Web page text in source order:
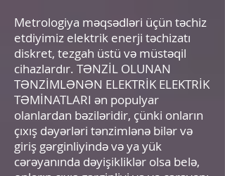
Metrologiya məqsədləri üçün təchiz
etdiyimiz elektrik enerji təchizatı
diskret, tezgah üstü və müstəqil
cihazlardır. TƏNZİL OLUNAN
TƏNZİMLƏNƏN ELEKTRİK ELEKTRİK
TƏMİNATLARI ən populyar
olanlardan bəziləridir, çünki onların
çıxış dəyərləri tənzimlənə bilər və
giriş gərginliyində və ya yük
cərəyanında dəyişikliklər olsa belə,